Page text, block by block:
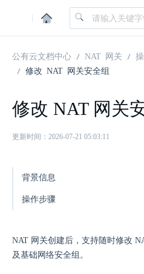
|
公有云文档中心 NAT 网关
修改 NAT 网关安全组
修改 NAT 网关
更新时间：2026-07-21 05:03:11
背景信息
操作步骤
NAT 网关创建后，支持随时修改
及基础网络安全组。